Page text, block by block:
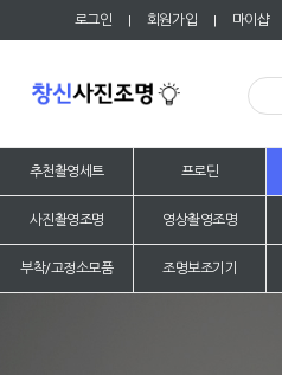
로그인 | 회원가입 | 마이샵
추천촬영세트 프로딘
사진촬영조명 영상촬영조명
부착/고정소모품 조명보조기기